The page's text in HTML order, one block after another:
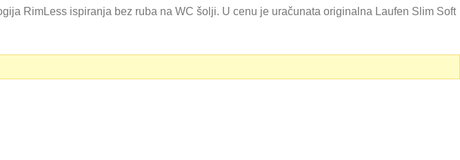
RimLess ispiranja bez ruba na WC šolji. U cenu je uračunata originalna Laufen Slim Soft